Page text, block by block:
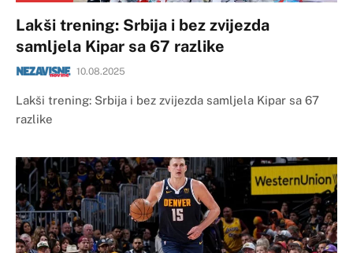
Lakši trening: Srbija i bez zvijezda
samljela Kipar sa 67 razlike
10.08.2025
Lakši trening: Srbija i bez zvijezda samljela Kipar sa 67
razlike